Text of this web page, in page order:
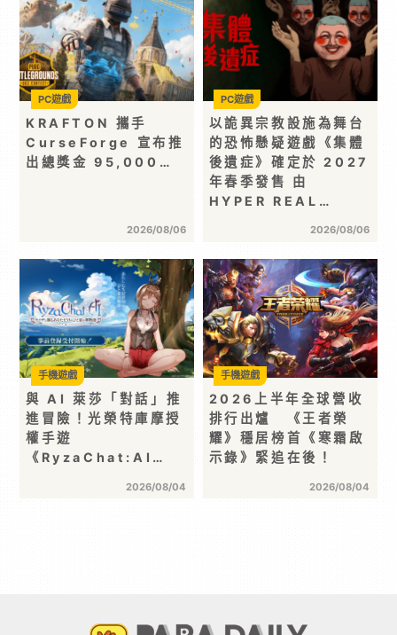
KRAFTON 攜手
CurseForge 宣布推
出總獎金 95,000…
2026/08/06
PC遊戲
以詭異宗教設施為舞台
的恐怖懸疑遊戲《集體
後遺症》確定於 2027
年春季發售 由
HYPER REAL…
2026/08/06
PC遊戲
與 AI 萊莎「對話」推
進冒險！光榮特庫摩授
權手遊
《RyzaChat:AI…
2026/08/04
手機遊戲
2026上半年全球營收
排行出爐 《王者榮
耀》穩居榜首《寒霜啟
示錄》緊追在後！
2026/08/04
手機遊戲